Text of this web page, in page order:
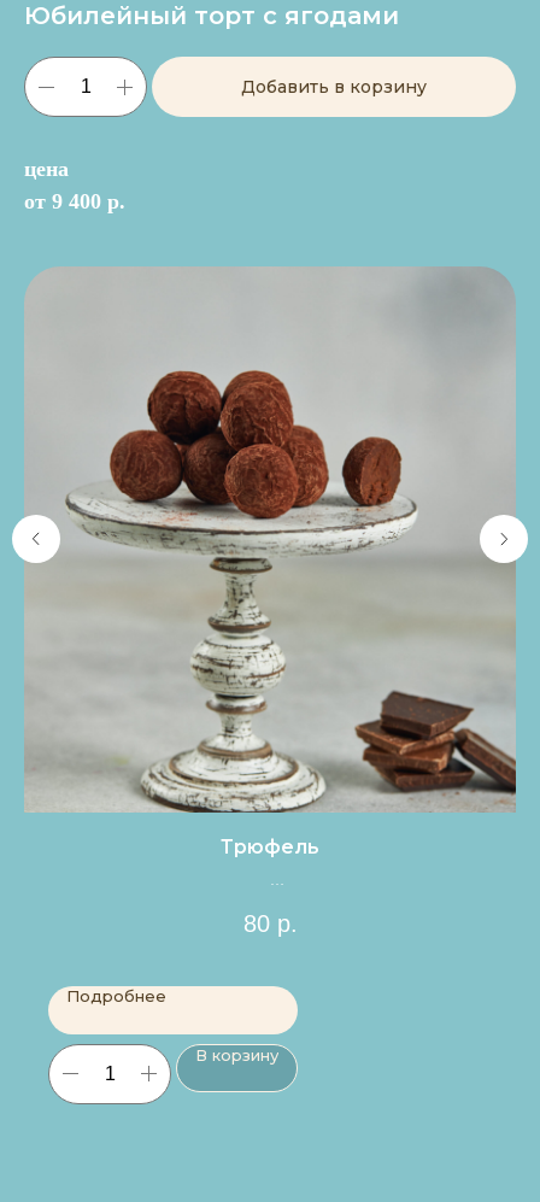
Юбилейный торт с ягодами
Добавить в корзину
цена
от 9 400 р.
Трюфель
80 р.
Подробнее
В корзину